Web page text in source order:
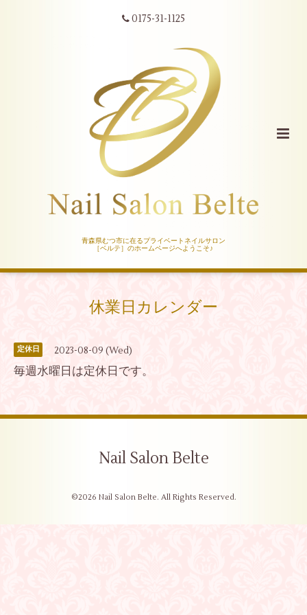
0175-31-1125
青森県むつ市に在るプライベートネイルサロン
［ベルテ］のホームページへようこそ♪
休業日カレンダー
定休日 2023-08-09 (Wed)
毎週水曜日は定休日です。
Nail Salon Belte
©2026 Nail Salon Belte. All Rights Reserved.